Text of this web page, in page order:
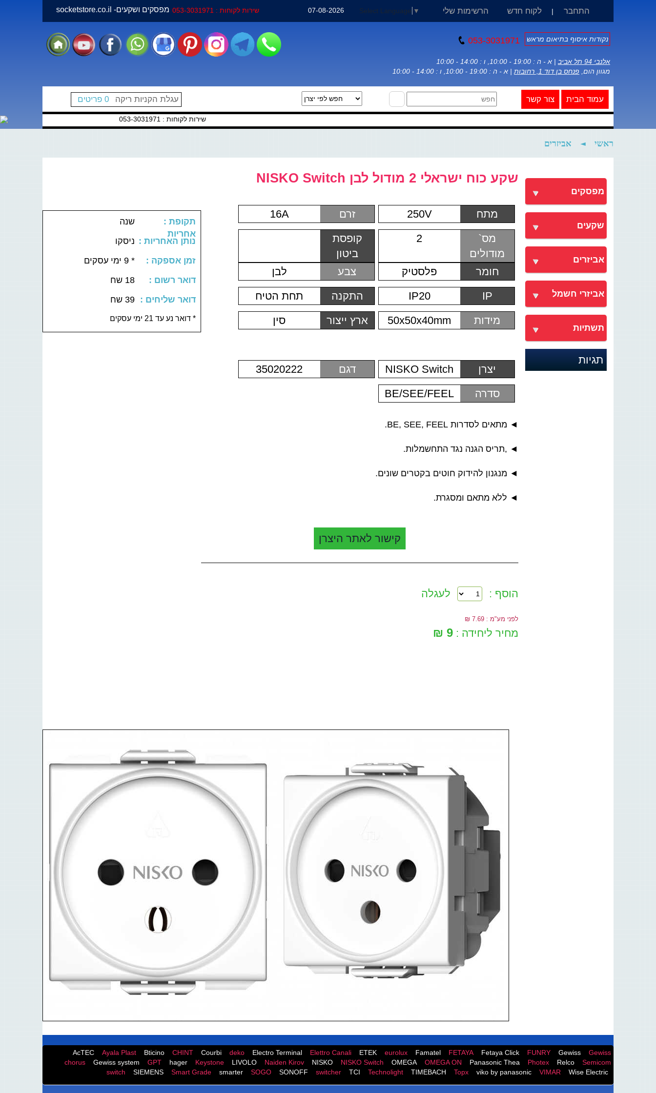
שירות לקוחות : 053-3031971 socketstore.co.il -מפסקים ושקעים 07-08-2026 הרשימות שלי התחבר | לקוח חדש Select Language ▼
נקודות איסוף בתיאום מראש 053-3031971
אלנבי 94 תל אביב
| א - ה : 19:00 - 10:00, ו : 14:00 - 10:00
מגוון הום, פנחס בן דוד 1, רחובות | א - ה : 19:00 - 10:00, ו : 14:00 - 10:00
עמוד הבית צור קשר עגלת הקניות ריקה 0 פריטים
שירות לקוחות : 053-3031971
ראשי ◄ אביזרים
: תקופת
אחריות
שנה
: נותן האחריות
ניסקו
: זמן אספקה
* 9 ימי עסקים
: דואר רשום
18 שח
: דואר שליחים
39 שח
דואר נע עד 21 ימי עסקים *
שקע כוח ישראלי 2 מודול לבן NISKO Switch
מתח 250V זרם
16A
מס`
מודולים
2
קופסת
ביטון
חומר
פלסטיק צבע
לבן
IP
IP20 התקנה
תחת הטיח
מידות
50x50x40mm ארץ ייצור סין
יצרן NISKO Switch דגם
35020222
סדרה
BE/SEE/FEEL
◄ מתאים לסדרות BE, SEE, FEEL.
◄ ,תריס הגנה נגד התחשמלות.
◄ מנגנון להידוק חוטים בקטרים שונים.
◄ ללא מתאם ומסגרת.
קישור לאתר היצרן
הוסף : לעגלה
לפני מע"מ : 7.69 ₪
מחיר ליחידה :9 ₪
מפסקים
שקעים
אביזרים
אביזרי חשמל
תשתיות
תגיות
AcTEC Ayala Plast Bticino CHINT Courbi deko Electro Terminal Elettro Canali ETEK eurolux Famatel FETAYA Fetaya Click FUNRY Gewiss
Gewiss
chorus
Gewiss system GPT hager Keystone LIVOLO Naiden Kirov NISKO NISKO Switch OMEGA OMEGA ON Panasonic Thea Photex Relco
Semicom
switch
SIEMENS Smart Grade smarter SOGO SONOFF switcher TCI Technolight TIMEBACH Topx viko by panasonic VIMAR Wise Electric